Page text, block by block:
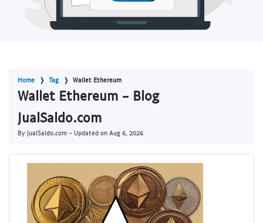
Home Tag Wallet Ethereum
Wallet Ethereum - Blog
JualSaldo.com
By JualSaldo.com - Updated on Aug 6, 2026